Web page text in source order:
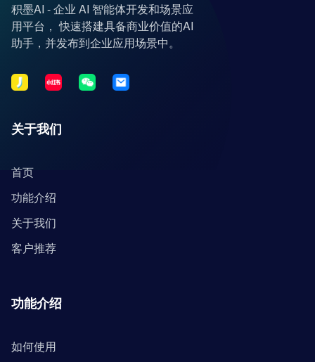
积墨AI - 企业 AI 智能体开发和场景应
用平台， 快速搭建具备商业价值的AI
助手，并发布到企业应用场景中。
关于我们
首页
功能介绍
关于我们
客户推荐
功能介绍
如何使用